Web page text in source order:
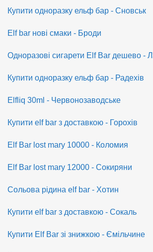
Купити одноразку ельф бар - Сновськ
Elf bar нові смаки - Броди
Одноразові сигарети Elf Bar дешево -
Купити одноразку ельф бар - Радехів
Elfliq 30ml - Червонозаводське
Купити elf bar з доставкою - Горохів
Elf Bar lost mary 10000 - Коломия
Elf Bar lost mary 12000 - Сокиряни
Сольова рідина elf bar - Хотин
Купити elf bar з доставкою - Сокаль
Купити Elf Bar зі знижкою - Ємільчине